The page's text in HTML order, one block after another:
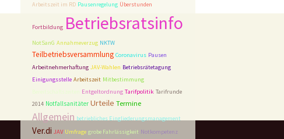
Arbeitszeit im RD Pausenregelung Überstunden
Fortbildung Betriebsratsinfo
NotSanG Annahmeverzug NKTW
Teilbetriebsversammlung Coronavirus Pausen
Arbeitnehmerhaftung JAV-Wahlen Betriebsrätetagung
Einigungsstelle Arbeitszeit Mitbestimmung
Entgeltordnung Tarifpolitik Tarifrunde
2014 Notfallsanitäter Urteile Termine
Allgemein betriebliches Eingliederungsmanagement
Ver.di JAV Umfrage grobe Fahrlässigkeit Notkompetenz